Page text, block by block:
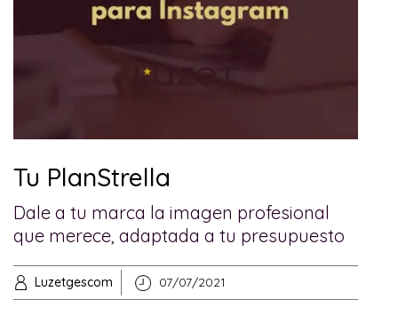
Tu PlanStrella
Dale a tu marca la imagen profesional
que merece, adaptada a tu presupuesto
Luzetgescom 07/07/2021